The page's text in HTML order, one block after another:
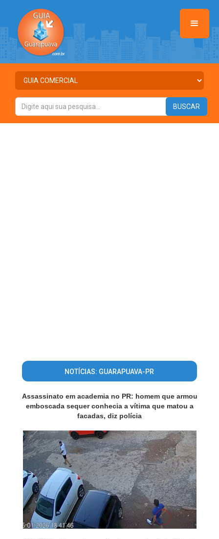
NOTÍCIAS: GUARAPUAVA-PR
Assassinato em academia no PR: homem que armou
emboscada sequer conhecia a vítima que matou a
facadas, diz polícia